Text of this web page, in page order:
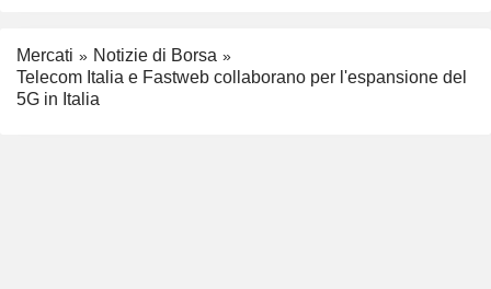
Mercati
Notizie di Borsa
Telecom Italia e Fastweb collaborano per l'espansione del
5G in Italia